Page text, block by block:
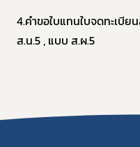
4.คำขอใบแทนใบจดทะเบีย
ส.น.5 , แบบ ส.ผ.5